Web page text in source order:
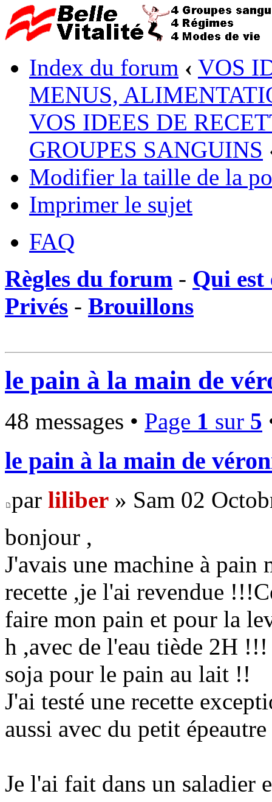
Index du forum ‹ VOS
MENUS,
VOS IDEES DE
GROUPES SANGUINS
Modifier la taille de la
Imprimer le sujet
FAQ
Règles du forum - Qui est
Privés - Brouillons
le pain à la main de
48 messages • Page 1 sur 5
le pain à la main de
par liliber » Sam 02
bonjour ,
J'avais une machine à pain
recette ,je l'ai revendue
faire mon pain et pour la
h ,avec de l'eau tiède 2H
soja pour le pain au lait !!
J'ai testé une recette
aussi avec du petit
Je l'ai fait dans un saladier